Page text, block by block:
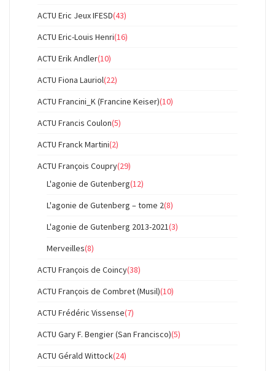
ACTU Eric Jeux IFESD(43)
ACTU Eric-Louis Henri(16)
ACTU Erik Andler(10)
ACTU Fiona Lauriol(22)
ACTU Francini_K (Francine Keiser)(10)
ACTU Francis Coulon(5)
ACTU Franck Martini(2)
ACTU François Coupry(29)
L'agonie de Gutenberg(12)
L'agonie de Gutenberg – tome 2(8)
L'agonie de Gutenberg 2013-2021(3)
Merveilles(8)
ACTU François de Coincy(38)
ACTU François de Combret (Musil)(10)
ACTU Frédéric Vissense(7)
ACTU Gary F. Bengier (San Francisco)(5)
ACTU Gérald Wittock(24)